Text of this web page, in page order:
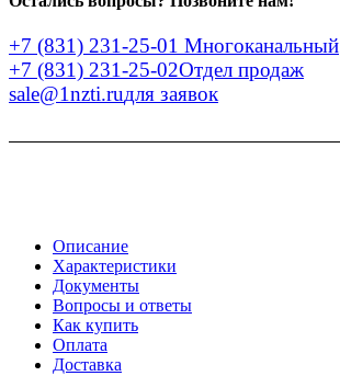
+7 (831) 231-25-01 Многоканальный
+7 (831) 231-25-02Отдел продаж
sale@1nzti.ruдля заявок
Описание
Характеристики
Документы
Вопросы и ответы
Как купить
Оплата
Доставка